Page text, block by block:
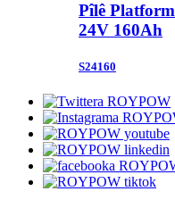
Pîlê
24V 160Ah
S24160